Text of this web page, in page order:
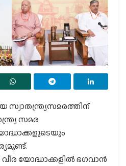
സ്വാതന്ത്ര്യസമരത്തിന്
സമര
വീര യോദ്ധാക്കളില്‍ ഭഗവാന്‍